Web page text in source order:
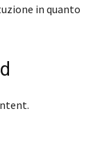
in quanto